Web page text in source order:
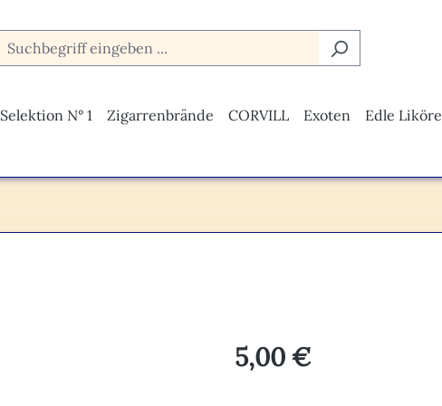
Selektion N° 1 Zigarrenbrände CORVILL Exoten Edle Liköre
Regulärer Preis:
5,00 €